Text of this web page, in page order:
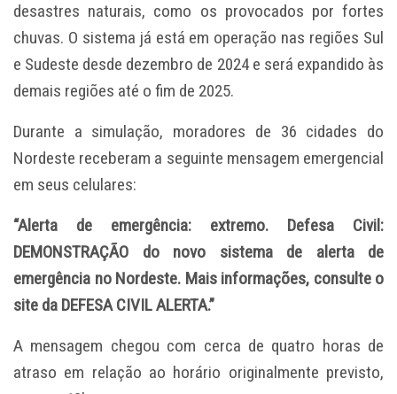
desastres naturais, como os provocados por fortes
chuvas. O sistema já está em operação nas regiões Sul
e Sudeste desde dezembro de 2024 e será expandido às
demais regiões até o fim de 2025.
Durante a simulação, moradores de 36 cidades do
Nordeste receberam a seguinte mensagem emergencial
em seus celulares:
“Alerta de emergência: extremo. Defesa Civil:
DEMONSTRAÇÃO do novo sistema de alerta de
emergência no Nordeste. Mais informações, consulte o
site da DEFESA CIVIL ALERTA.”
A mensagem chegou com cerca de quatro horas de
atraso em relação ao horário originalmente previsto,